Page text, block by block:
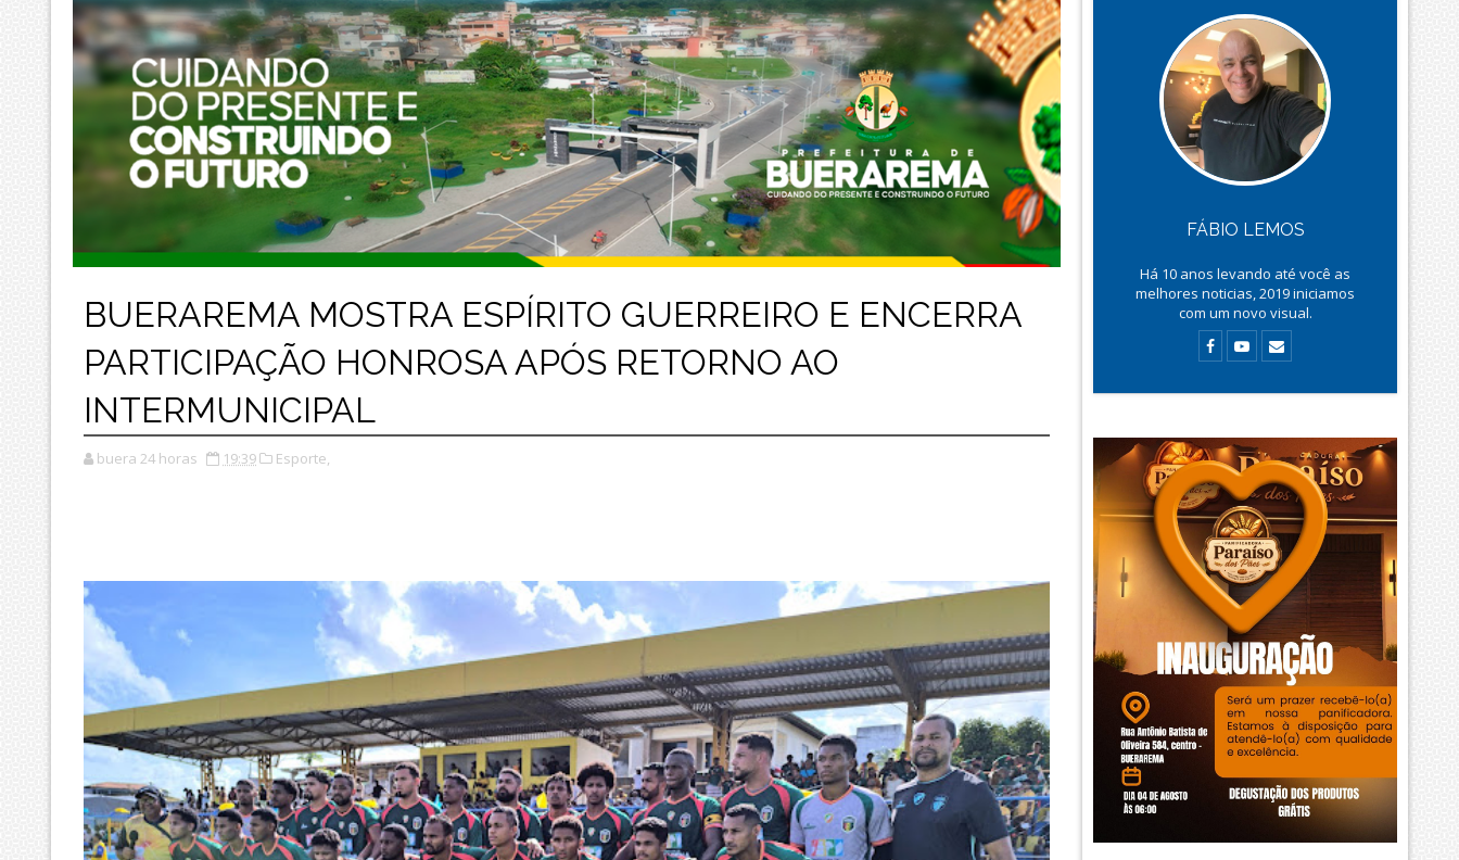
BUERAREMA MOSTRA ESPÍRITO GUERREIRO E ENCERRA
PARTICIPAÇÃO HONROSA APÓS RETORNO AO
INTERMUNICIPAL
buera 24 horas 19:39 Esporte,
FÁBIO LEMOS
Há 10 anos levando até você as
melhores noticias, 2019 iniciamos
com um novo visual.